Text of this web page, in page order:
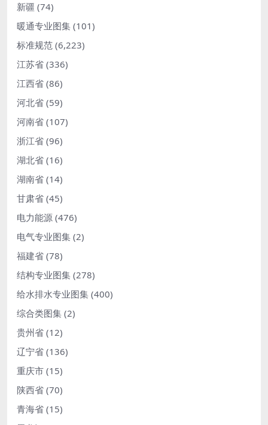
新疆 (74)
暖通专业图集 (101)
标准规范 (6,223)
江苏省 (336)
江西省 (86)
河北省 (59)
河南省 (107)
浙江省 (96)
湖北省 (16)
湖南省 (14)
甘肃省 (45)
电力能源 (476)
电气专业图集 (2)
福建省 (78)
结构专业图集 (278)
给水排水专业图集 (400)
综合类图集 (2)
贵州省 (12)
辽宁省 (136)
重庆市 (15)
陕西省 (70)
青海省 (15)